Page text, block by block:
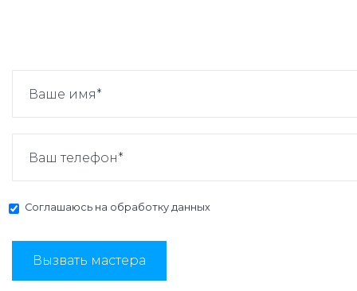
Соглашаюсь на обработку данных
Вызвать мастера